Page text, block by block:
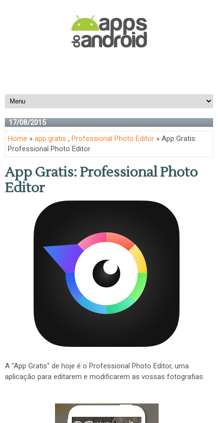
17/08/2015
Home » app gratis , Professional Photo Editor » App Gratis:
Professional Photo Editor
App Gratis: Professional Photo
Editor
A "App Gratis" de hoje é o Professional Photo Editor, uma
aplicação para editarem e modificarem as vossas fotografias.